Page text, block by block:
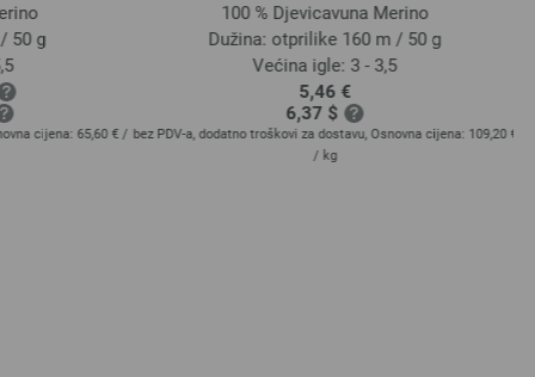
50 g
cijena:65,60 € /
100 % Djevicavuna Merino
Dužina: otprilike 160 m / 50 g
Većina igle: 3 - 3,5
5,46 €
6,37 $
bez PDV-a, dodatno troškovi za dostavu, Osnovna cijena:109,20 €
/ kg